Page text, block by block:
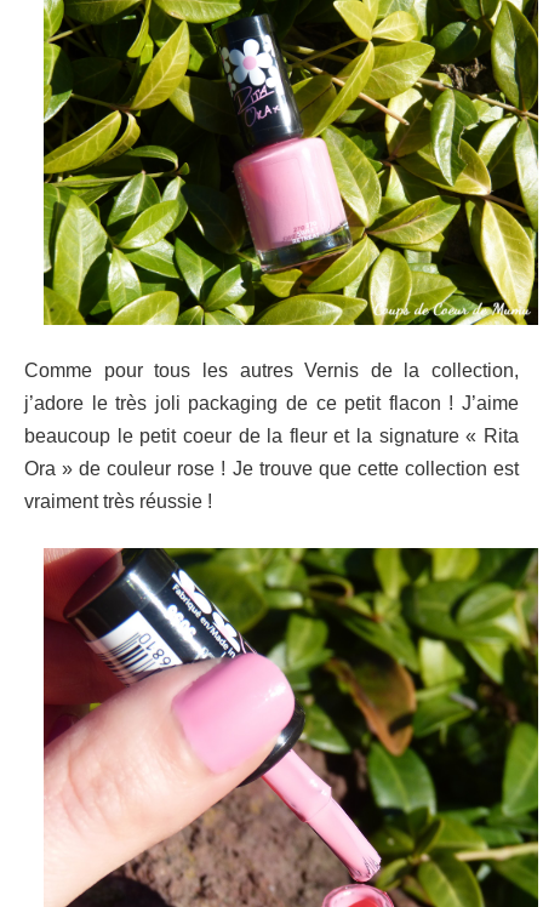
Comme pour tous les autres Vernis de la collection,
j’adore le très joli packaging de ce petit flacon ! J’aime
beaucoup le petit coeur de la fleur et la signature « Rita
Ora » de couleur rose ! Je trouve que cette collection est
vraiment très réussie !